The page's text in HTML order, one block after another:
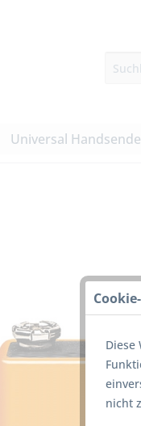
Universal
Diese
nicht